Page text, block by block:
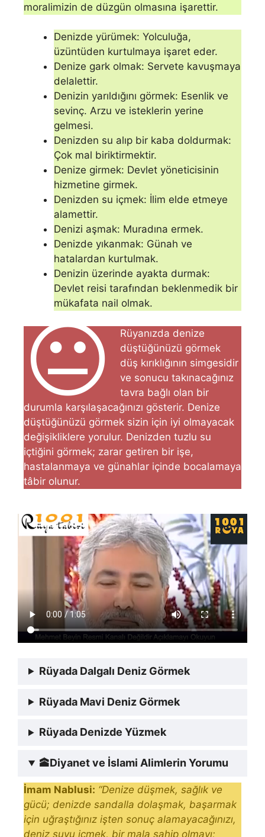
moralimizin de düzgün olma­sına işarettir.
Denizde yürümek: Yolculuğa,
üzüntüden kurtulmaya işa­ret eder.
Denize gark olmak: Servete kavuşmaya
delalettir.
Denizin yarıldığını görmek: Esenlik ve
sevinç. Arzu ve is­teklerin yerine
gelmesi.
Denizden su alıp bir kaba doldurmak:
Çok mal biriktirmektir.
Denize girmek: Devlet yöneticisinin
hizmetine girmek.
Denizden su içmek: İlim elde etmeye
alamettir.
Denizi aşmak: Muradına ermek.
Denizde yıkanmak: Günah ve
hatalardan kurtulmak.
Denizin üzerinde ayakta durmak:
Devlet reisi tarafından beklenmedik bir
mükafata nail olmak.
😐
Rüyanızda denize
düştüğünüzü görmek
düş kırıklığının simgesidir
ve sonucu takınacağınız
tavra bağlı olan bir
durumla karşılaşacağınızı gösterir. Denize
düştüğünüzü görmek sizin için iyi olmayacak
değişikliklere yorulur. Denizden tuzlu su
içtiğini görmek; zarar getiren bir işe,
hastalanmaya ve günahlar içinde bocalamaya
tâbir olu­nur.
Rüyada Dalgalı Deniz Görmek
Rüyada Mavi Deniz Görmek
Rüyada Denizde Yüzmek
🕋Diyanet ve İslami Alimlerin Yorumu
İmam Nablusi: “Denize düşmek, sağlık ve
gücü; de­nizde sandalla dolaşmak, başarmak
için uğraştığınız işten so­nuç alamayacağınızı,
deniz suyu içmek, bir mala sahip olma­yı;